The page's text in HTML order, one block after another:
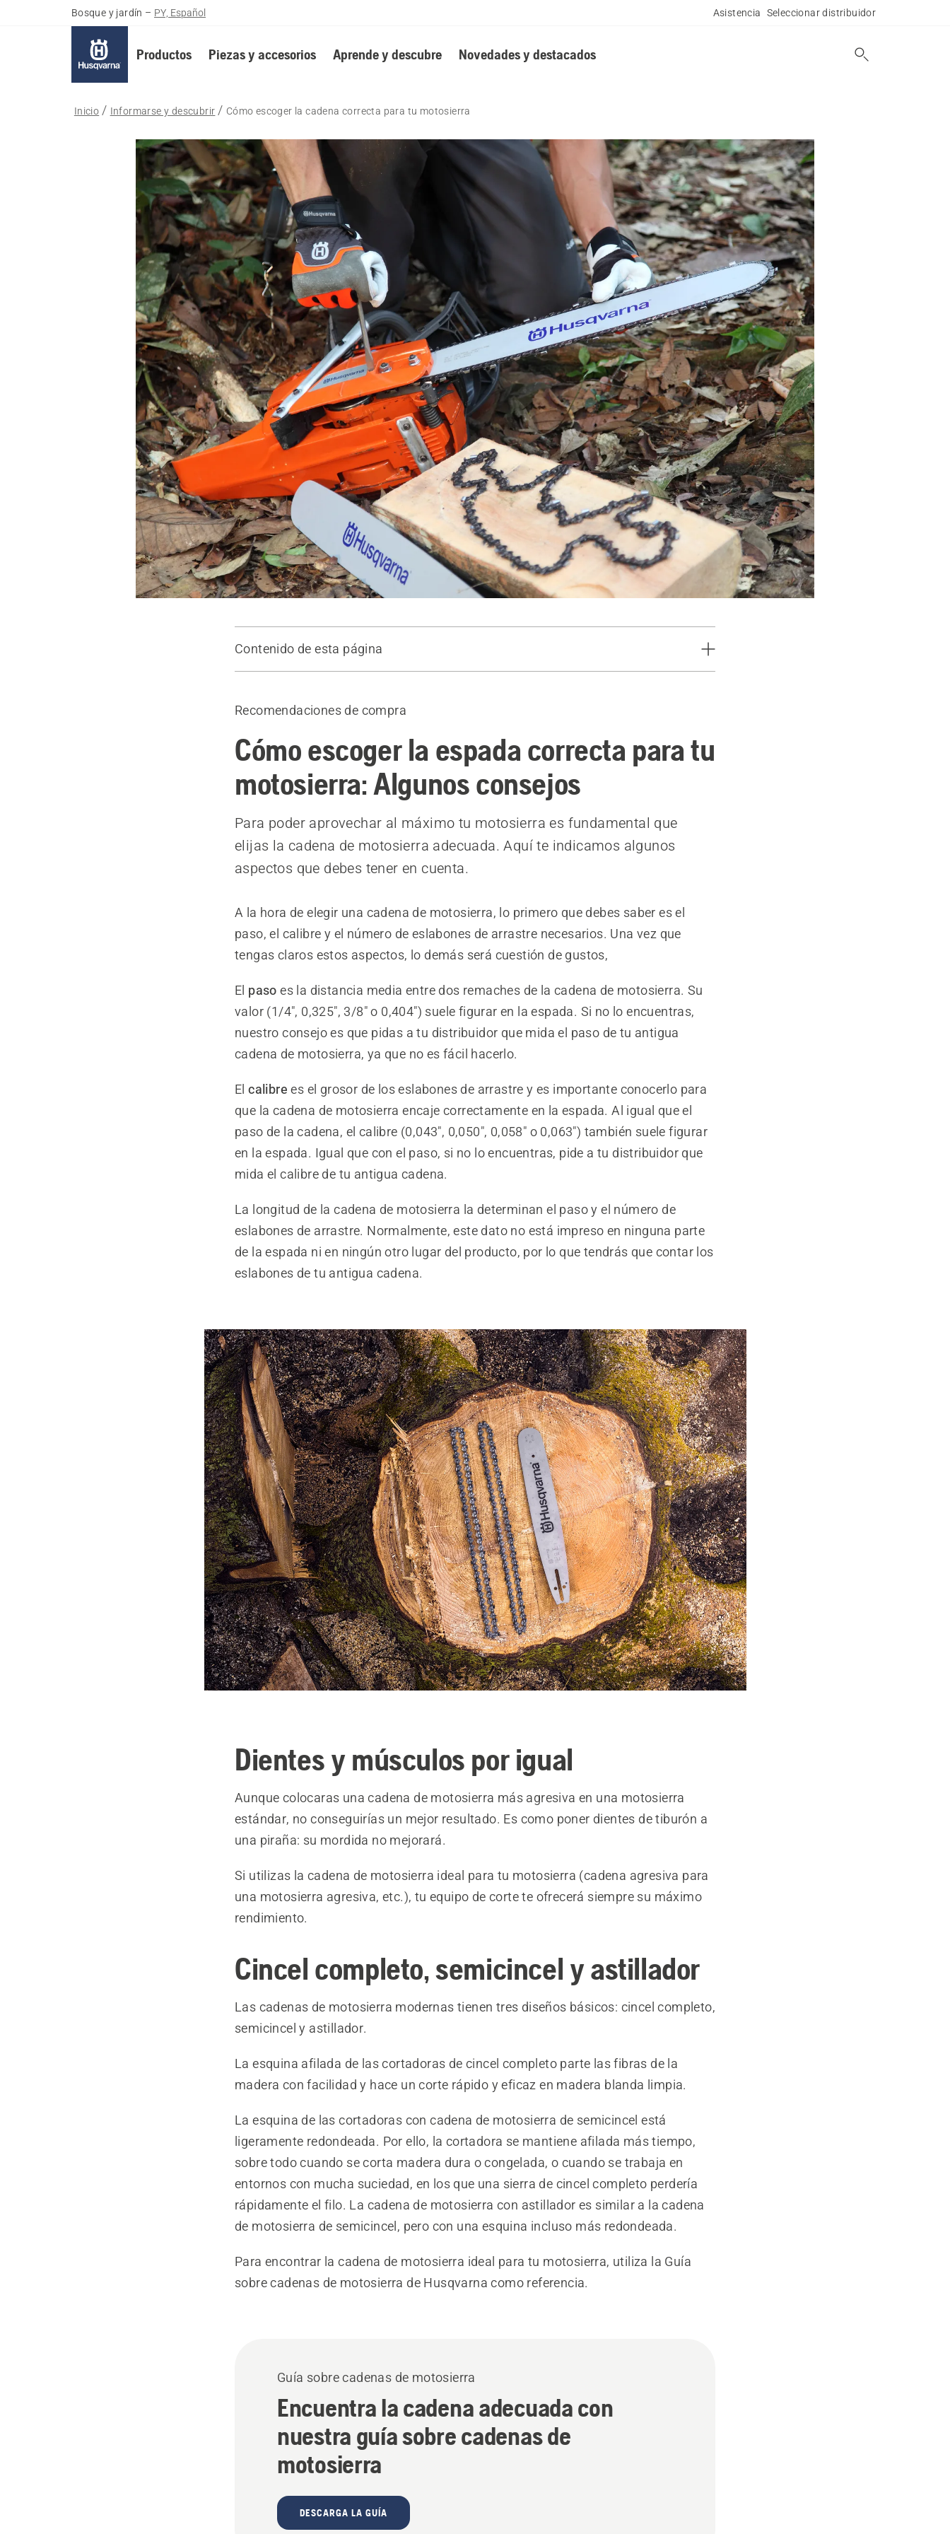
Bosque y jardín – PY, Español Asistencia Seleccionar distribuidor
Productos Piezas y accesorios Aprende y descubre Novedades y destacados
Inicio Informarse y descubrir Cómo escoger la cadena correcta para tu motosierra
Contenido de esta página
Dientes y músculos por igual
Recomendaciones de compra
Cómo escoger la espada correcta para tu
motosierra: Algunos consejos
Para poder aprovechar al máximo tu motosierra es fundamental que
elijas la cadena de motosierra adecuada. Aquí te indicamos algunos
aspectos que debes tener en cuenta.
A la hora de elegir una cadena de motosierra, lo primero que debes saber es el
paso, el calibre y el número de eslabones de arrastre necesarios. Una vez que
tengas claros estos aspectos, lo demás será cuestión de gustos,
El paso es la distancia media entre dos remaches de la cadena de motosierra. Su
valor (1/4", 0,325", 3/8" o 0,404") suele figurar en la espada. Si no lo encuentras,
nuestro consejo es que pidas a tu distribuidor que mida el paso de tu antigua
cadena de motosierra, ya que no es fácil hacerlo.
Elcalibre es el grosor de los eslabones de arrastre y es importante conocerlo para
que la cadena de motosierra encaje correctamente en la espada. Al igual que el
paso de la cadena, el calibre (0,043", 0,050", 0,058" o 0,063") también suele figurar
en la espada. Igual que con el paso, si no lo encuentras, pide a tu distribuidor que
mida el calibre de tu antigua cadena.
La longitud de la cadena de motosierra la determinan el paso y el número de
eslabones de arrastre. Normalmente, este dato no está impreso en ninguna parte
de la espada ni en ningún otro lugar del producto, por lo que tendrás que contar los
eslabones de tu antigua cadena.
Dientes y músculos por igual
Aunque colocaras una cadena de motosierra más agresiva en una motosierra
estándar, no conseguirías un mejor resultado. Es como poner dientes de tiburón a
una piraña: su mordida no mejorará.
Si utilizas la cadena de motosierra ideal para tu motosierra (cadena agresiva para
una motosierra agresiva, etc.), tu equipo de corte te ofrecerá siempre su máximo
rendimiento.
Cincel completo, semicincel y astillador
Las cadenas de motosierra modernas tienen tres diseños básicos: cincel completo,
semicincel y astillador.
La esquina afilada de las cortadoras de cincel completo parte las fibras de la
madera con facilidad y hace un corte rápido y eficaz en madera blanda limpia.
La esquina de las cortadoras con cadena de motosierra de semicincel está
ligeramente redondeada. Por ello, la cortadora se mantiene afilada más tiempo,
sobre todo cuando se corta madera dura o congelada, o cuando se trabaja en
entornos con mucha suciedad, en los que una sierra de cincel completo perdería
rápidamente el filo. La cadena de motosierra con astillador es similar a la cadena
de motosierra de semicincel, pero con una esquina incluso más redondeada.
Para encontrar la cadena de motosierra ideal para tu motosierra, utiliza la Guía
sobre cadenas de motosierra de Husqvarna como referencia.
Guía sobre cadenas de motosierra
Encuentra la cadena adecuada con
nuestra guía sobre cadenas de
motosierra
DESCARGA LA GUÍA